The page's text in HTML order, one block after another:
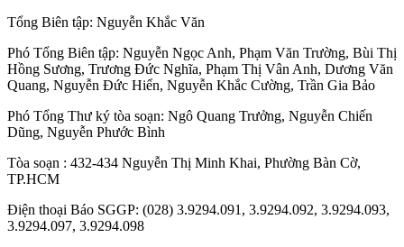
Tổng Biên tập: Nguyễn Khắc Văn
Phó Tổng Biên tập: Nguyễn Ngọc Anh, Phạm Văn Trường, Bùi Thị
Hồng Sương, Trương Đức Nghĩa, Phạm Thị Vân Anh, Dương Văn
Quang, Nguyễn Đức Hiển, Nguyễn Khắc Cường, Trần Gia Bảo
Phó Tổng Thư ký tòa soạn: Ngô Quang Trưởng, Nguyễn Chiến
Dũng, Nguyễn Phước Bình
Tòa soạn : 432-434 Nguyễn Thị Minh Khai, Phường Bàn Cờ,
TP.HCM
Điện thoại Báo SGGP: (028) 3.9294.091, 3.9294.092, 3.9294.093,
3.9294.097, 3.9294.098